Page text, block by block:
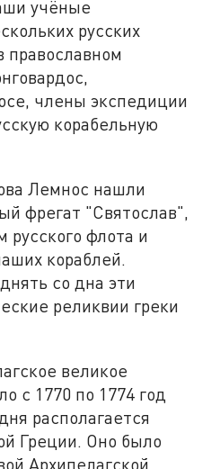
учёные
русских
православном
члены экспедиции
корабельную
Лемнос нашли
фрегат "Святослав",
флота и
кораблей.
со дна эти
реликвии греки
великое
с 1770 по 1774 год
располагается
Греции. Оно было
Архипелагской